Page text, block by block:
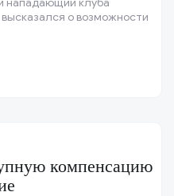
нападающий клуба
о возможности
компенсацию